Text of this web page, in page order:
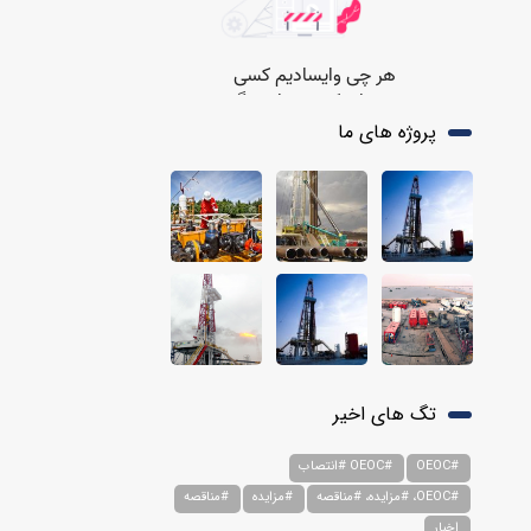
پروژه های ما
تگ های اخیر
#OEOC
#OEOC #انتصاب
#OEOC، #مزایده، #مناقصه
#مزایده
#مناقصه